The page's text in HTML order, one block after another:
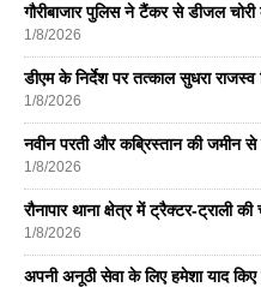
गौरीबाजार पुलिस ने टैंकर से डीजल
1/8/2026
डीएम के निर्देश पर तत्काल सुधरा राजस्व
1/8/2026
नवीन परती और कब्रिस्तान की जमीन
1/8/2026
रौनापार थाना क्षेत्र में ट्रैक्टर-ट्राली
1/8/2026
अपनी अनूठी सेवा के लिए हमेशा याद किए